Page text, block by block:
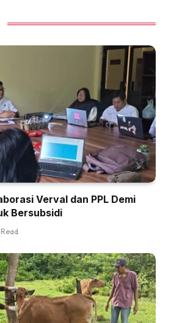
Verval dan PPL Demi
Bersubsidi